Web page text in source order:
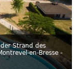
Strand des
en-Bresse -